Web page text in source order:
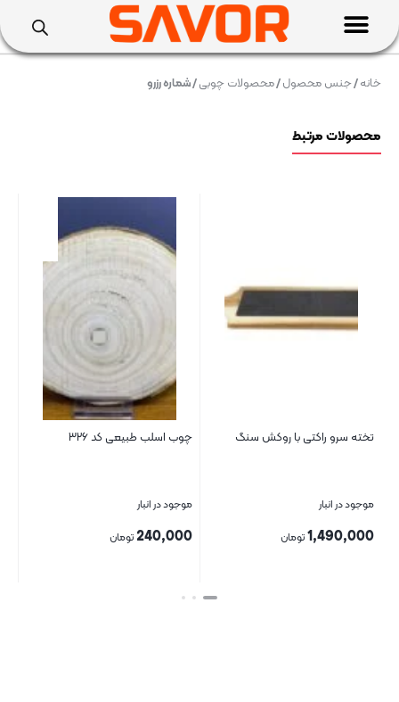
خانه/جنس محصول/محصولات چوبی/ شماره رزرو
محصولات مرتبط
چوب اسلب طبیعی کد ۳۲۶
موجود در انبار
240,000تومان
پیش دستی ساور کد ۸۰۷۷
موجود در انبار
280,000